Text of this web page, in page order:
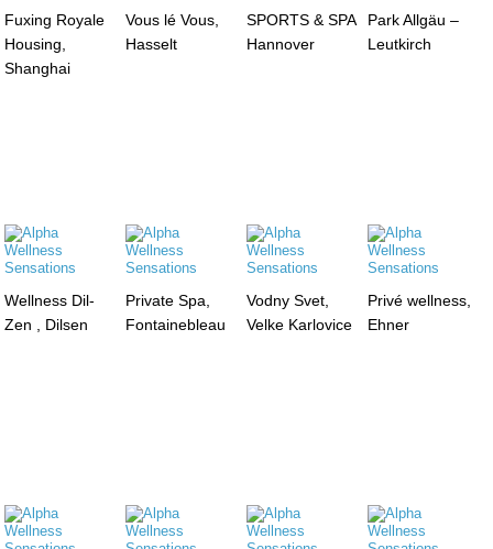
Fuxing Royale
Housing,
Shanghai
Vous lé Vous,
Hasselt
SPORTS & SPA
Hannover
Park Allgäu –
Leutkirch
Wellness Dil-
Zen , Dilsen
Private Spa,
Fontainebleau
Vodny Svet,
Velke Karlovice
Privé wellness,
Ehner